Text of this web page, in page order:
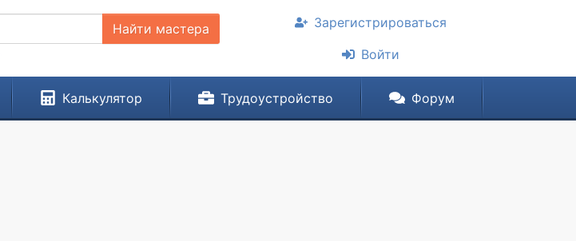
Найти мастера
Зарегистрироваться
Войти
Калькулятор Трудоустройство Форум